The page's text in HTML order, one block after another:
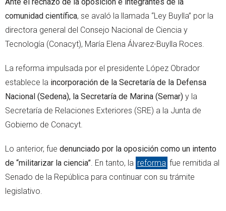
comunidad científica, se avaló la llamada “Ley Buylla” por la
directora general del Consejo Nacional de Ciencia y
Tecnología (Conacyt), María Elena Álvarez-Buylla Roces.
La reforma impulsada por el presidente López Obrador
establece la incorporación de la Secretaría de la Defensa
Nacional (Sedena), la Secretaría de Marina (Semar) y la
Secretaría de Relaciones Exteriores (SRE) a la Junta de
Gobierno de Conacyt.
Lo anterior, fue denunciado por la oposición como un intento
de “militarizar la ciencia” . En tanto, la reforma fue remitida al
Senado de la República para continuar con su trámite
legislativo.